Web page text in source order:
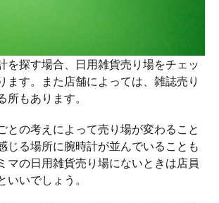
を探す場合、日用雑貨売り場をチェッ
ます。また店舗によっては、雑誌売り
もあります。
との考えによって売り場が変わること
じる場所に腕時計が並んでいることも
マの日用雑貨売り場にないときは店員
いいでしょう。